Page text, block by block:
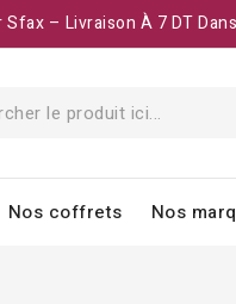
– Livraison À 7 DT
Nos coffrets Nos